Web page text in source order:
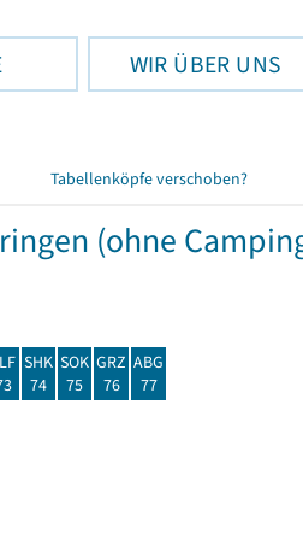
WIR ÜBER UNS
Tabellenköpfe verschoben?
(ohne
SHK
74
SOK
75
GRZ
76
ABG
77